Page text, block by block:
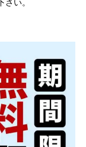
い。